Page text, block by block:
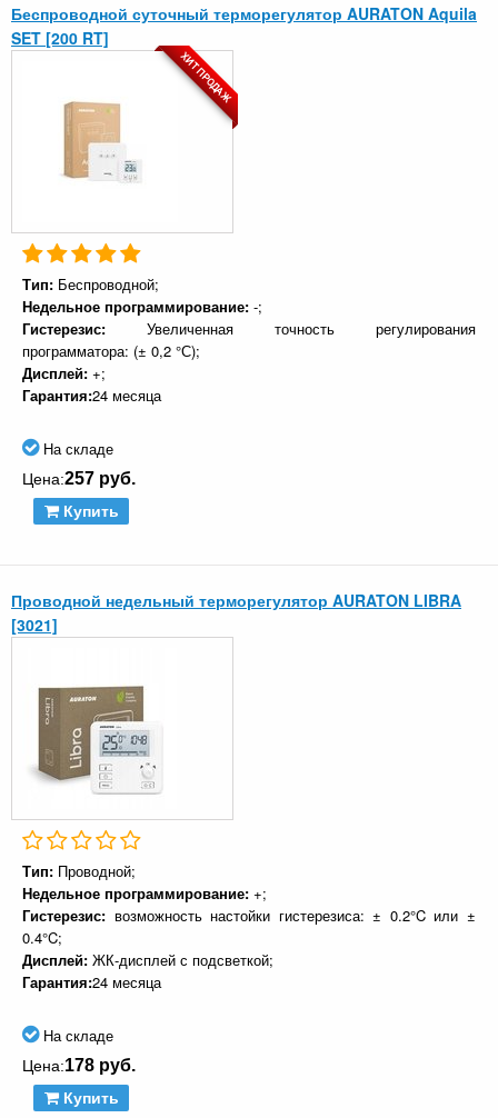
Беспроводной суточный терморегулятор AURATON Aquila
SET [200 RT]
ХИТ ПРОДАЖ
Тип: Беспроводной;
Недельное программирование: -;
Гистерезис: Увеличенная точность регулирования
программатора: (± 0,2 °С);
Дисплей: +;
Гарантия:24 месяца
На складе
Цена:257 руб.
Купить
Проводной недельный терморегулятор AURATON LIBRA
[3021]
Тип: Проводной;
Недельное программирование: +;
Гистерезис: возможность настойки гистерезиса: ± 0.2°C или ±
0.4°C;
Дисплей: ЖК-дисплей с подсветкой;
Гарантия:24 месяца
На складе
Цена:178 руб.
Купить